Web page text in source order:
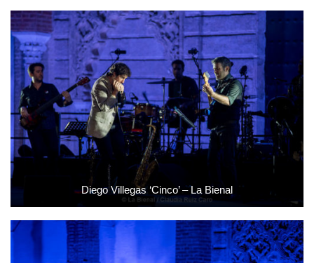
Diego Villegas ‘Cinco’ – La Bienal